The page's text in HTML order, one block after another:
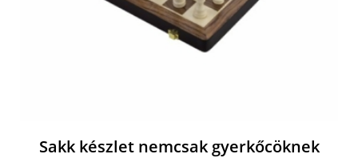
Sakk készlet nemcsak gyerkőcöknek